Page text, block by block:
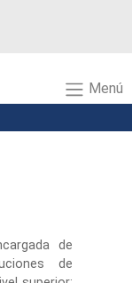
Menú
de
de